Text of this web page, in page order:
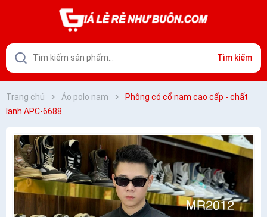
Tìm kiếm
Trang chủ Áo polo nam
Phông có cổ nam cao cấp - chất
lạnh APC-6688